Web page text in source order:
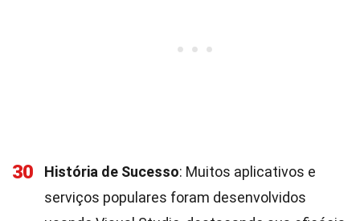
30 História de Sucesso: Muitos aplicativos e
serviços populares foram desenvolvidos